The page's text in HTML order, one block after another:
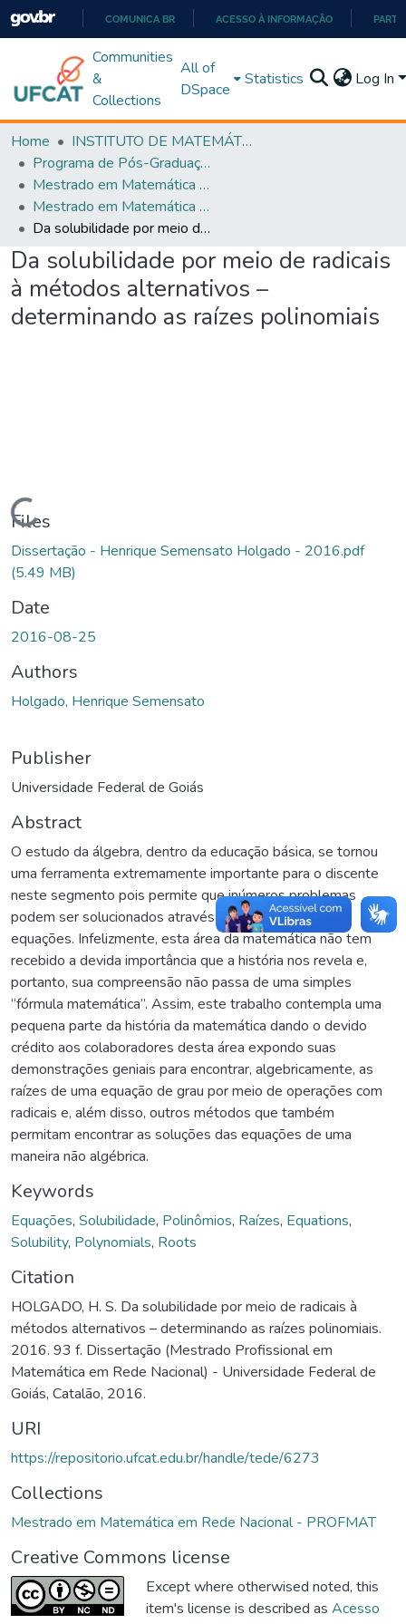
PARA
O
COMUNICA BR ACESSO À INFORMAÇÃO
Communities
&
Collections
All of
DSpace
Statistics Log In
Home
INSTITUTO DE MATEMÁTICA E TECNOLOGIA
Programa de Pós-Graduação em Matemática (PROFMAT)
Mestrado em Matemática em Rede Nacional - PROFMAT
Mestrado em Matemática em Rede Nacional - PROFMAT
Da solubilidade por meio de radicais à métodos alternativos – determinando as raízes polinomiais
Da solubilidade por meio de radicais
à métodos alternativos –
determinando as raízes polinomiais
Loading...
Files
Dissertação - Henrique Semensato Holgado - 2016.pdf
(5.49 MB)
Date
2016-08-25
Authors
Holgado, Henrique Semensato
Publisher
Universidade Federal de Goiás
Abstract
O estudo da álgebra, dentro da educação básica, se tornou
uma ferramenta extremamente importante para o discente
neste segmento pois permite que inúmeros problemas
podem ser solucionados através da criação de simples
equações. Infelizmente, esta área da matemática não tem
recebido a devida importância que a história nos revela e,
portanto, sua compreensão não passa de uma simples
“fórmula matemática”. Assim, este trabalho contempla uma
pequena parte da história da matemática dando o devido
crédito aos colaboradores desta área expondo suas
demonstrações geniais para encontrar, algebricamente, as
raízes de uma equação de grau por meio de operações com
radicais e, além disso, outros métodos que também
permitam encontrar as soluções das equações de uma
maneira não algébrica.
Keywords
Equações, Solubilidade, Polinômios, Raízes, Equations,
Solubility, Polynomials, Roots
Citation
HOLGADO, H. S. Da solubilidade por meio de radicais à
métodos alternativos – determinando as raízes polinomiais.
2016. 93 f. Dissertação (Mestrado Profissional em
Matemática em Rede Nacional) - Universidade Federal de
Goiás, Catalão, 2016.
URI
https://repositorio.ufcat.edu.br/handle/tede/6273
Collections
Mestrado em Matemática em Rede Nacional - PROFMAT
Creative Commons license
Except where otherwised noted, this
item's license is described as Acesso